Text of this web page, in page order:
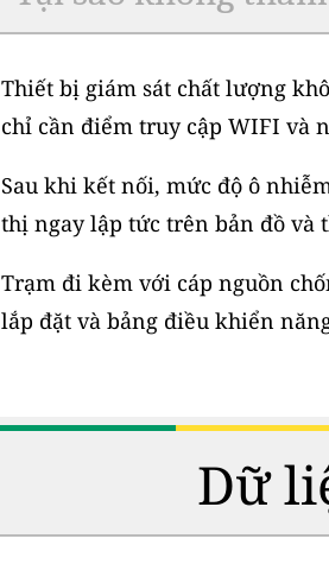
Thiết bị giám sát chất lượng
chỉ cần điểm truy cập WIFI và
Sau khi kết nối, mức độ ô
thị ngay lập tức trên bản đồ và
Trạm đi kèm với cáp nguồn
lắp đặt và bảng điều khiển
Dữ